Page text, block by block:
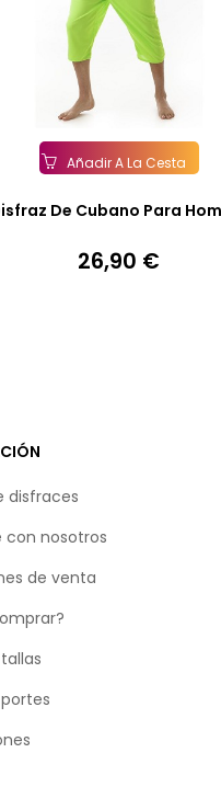
Añadir A La Cesta
De Cubano Para
Precio
26,90 €
disfraces
nosotros
de venta